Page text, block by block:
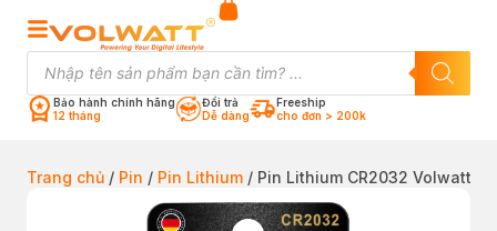
Bảo hành chính hãng
12 tháng
Đổi trả
Dễ dàng
Freeship
cho đơn > 200k
Trang chủ / Pin / Pin Lithium / Pin Lithium CR2032 Volwatt